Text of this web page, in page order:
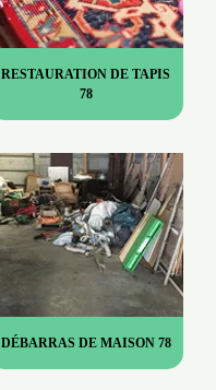
RESTAURATION DE TAPIS
78
DÉBARRAS DE MAISON 78